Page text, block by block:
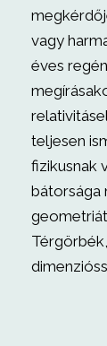
vagy
éves
teljesen
fizikusnak
bátorsága